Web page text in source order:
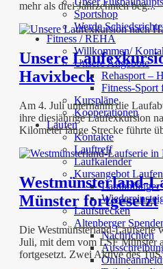
Sportshop
Werde
Fitness / REHA
Willkommen/
Unsere Angebote
Rehasport –
Fitness-Sport
Kurspläne
Kooperationen
Laufen
Kontakte
Lauftreff
Laufkalender
Kursangebot Laufen
Laufanfänger
Laufstrecken
Altenberger
Nachrichten
mehr als drei Jahrzehnten beg...
Unsere
Havixbeck
Am 4. Juli unternahm die
ihre diesjährige Laufexkursion
Kilometer lange Strecke führte
Westmünsterland-
Münster fortgesetzt
Die Westmünsterland-Laufserie
Juli, mit dem vom LSF Münster
fortgesetzt. Zwei Aktive des TuS